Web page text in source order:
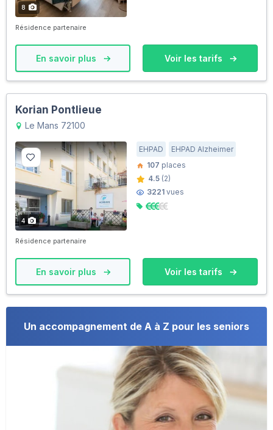
8
Résidence partenaire
En savoir plus Voir les tarifs
Korian Pontlieue
Le Mans 72100
4
EHPAD
EHPAD Alzheimer
107 places
4.5 (2)
3221 vues
Résidence partenaire
En savoir plus Voir les tarifs
Un accompagnement de A à Z pour les seniors